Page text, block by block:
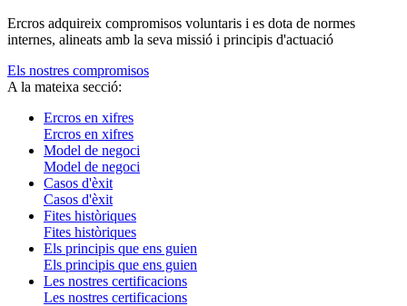
Ercros adquireix compromisos voluntaris i es dota de normes
internes, alineats amb la seva missió i principis d'actuació
Els nostres compromisos
A la mateixa secció:
Ercros en xifres
Ercros en xifres
Model de negoci
Model de negoci
Casos d'èxit
Casos d'èxit
Fites històriques
Fites històriques
Els principis que ens guien
Els principis que ens guien
Les nostres certificacions
Les nostres certificacions